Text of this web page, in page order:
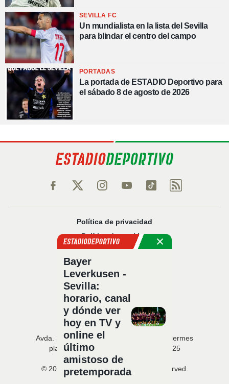
SEVILLA FC
Un mundialista en la lista del Sevilla
para blindar el centro del campo
PORTADAS
La portada de ESTADIO Deportivo para
el sábado 8 de agosto de 2026
Política de privacidad
Política de cookies
Política Comercial
Configuración de privacidad
Sobre nosotros
Código Ético
Avda. San Francisco Javier, 22 · Edificio Hermes
planta 5 · 41018 Sevilla · T. 954 216 525
© 2026 Estadio Deportivo. All rights reserved.
Bayer
Leverkusen -
Sevilla:
horario, canal
y dónde ver
hoy en TV y
online el
último
amistoso de
pretemporada